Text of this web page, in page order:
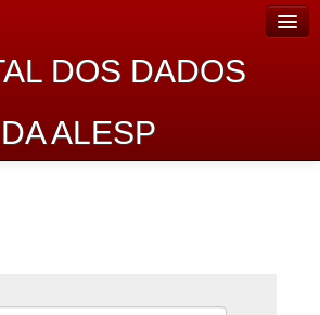
DOS DADOS
ALESP